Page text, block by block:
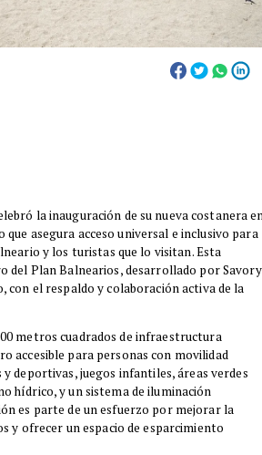
la inauguración de su nueva costanera
que asegura acceso universal e inclusivo para
y los turistas que lo visitan. Esta
del Plan Balnearios, desarrollado por Savory
con el respaldo y colaboración activa de la
metros cuadrados de infraestructura
accesible para personas con movilidad
y deportivas, juegos infantiles, áreas verdes
hídrico, y un sistema de iluminación
es parte de un esfuerzo por mejorar la
y ofrecer un espacio de esparcimiento